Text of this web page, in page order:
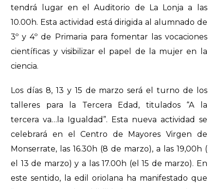
tendrá lugar en el Auditorio de La Lonja a las
10.00h. Esta actividad está dirigida al alumnado de
3º y 4º de Primaria para fomentar las vocaciones
científicas y visibilizar el papel de la mujer en la
ciencia.
Los días 8, 13 y 15 de marzo será el turno de los
talleres para la Tercera Edad, titulados “A la
tercera va…la Igualdad”. Esta nueva actividad se
celebrará en el Centro de Mayores Virgen de
Monserrate, las 16.30h (8 de marzo), a las 19,00h (
el 13 de marzo) y a las 17.00h (el 15 de marzo). En
este sentido, la edil oriolana ha manifestado que